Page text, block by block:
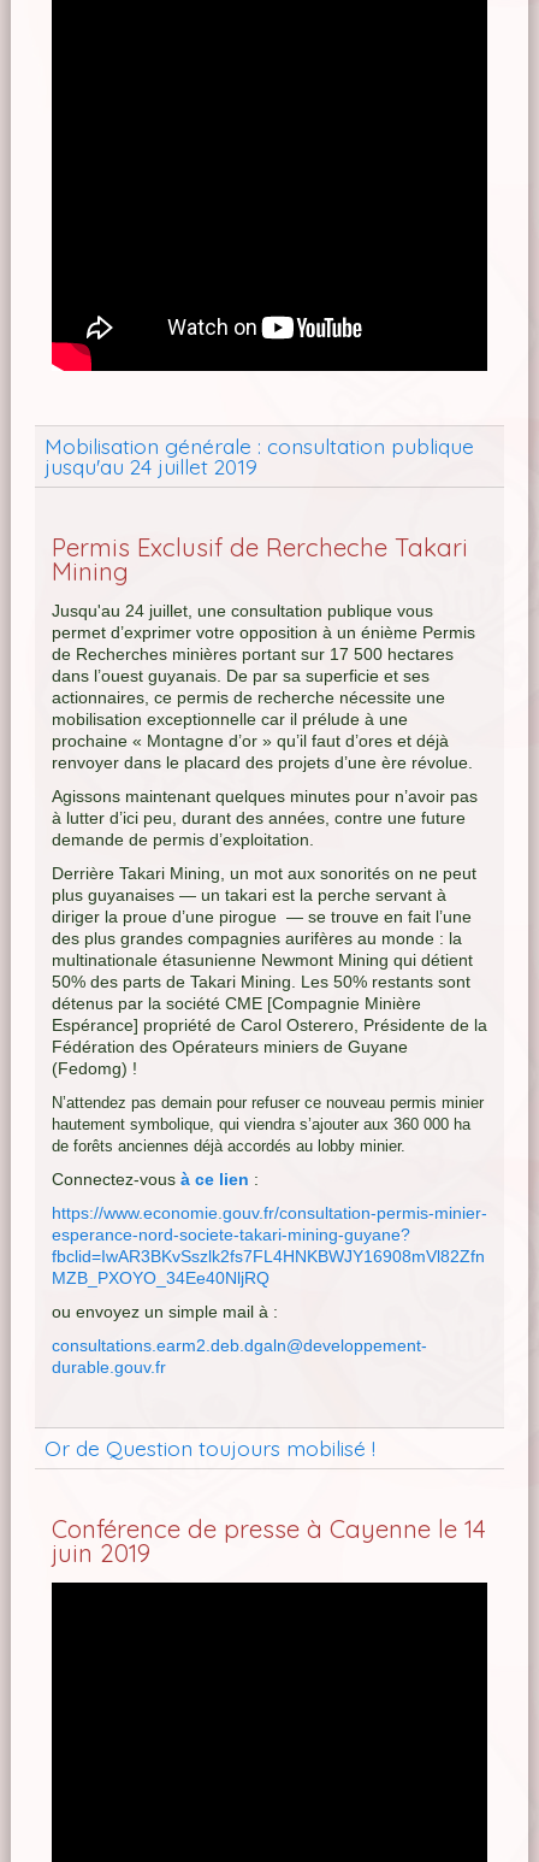
Mobilisation générale : consultation publique
jusqu'au 24 juillet 2019
Permis Exclusif de Rercheche Takari
Mining
Jusqu'au 24 juillet, une consultation publique vous
permet d’exprimer votre opposition à un énième Permis
de Recherches minières portant sur 17 500 hectares
dans l’ouest guyanais. De par sa superficie et ses
actionnaires, ce permis de recherche nécessite une
mobilisation exceptionnelle car il prélude à une
prochaine « Montagne d’or » qu’il faut d’ores et déjà
renvoyer dans le placard des projets d’une ère révolue.
Agissons maintenant quelques minutes pour n’avoir pas
à lutter d’ici peu, durant des années, contre une future
demande de permis d’exploitation.
Derrière Takari Mining, un mot aux sonorités on ne peut
plus guyanaises — un takari est la perche servant à
diriger la proue d’une pirogue — se trouve en fait l’une
des plus grandes compagnies aurifères au monde : la
multinationale étasunienne Newmont Mining qui détient
50% des parts de Takari Mining. Les 50% restants sont
détenus par la société CME [Compagnie Minière
Espérance] propriété de Carol Osterero, Présidente de la
Fédération des Opérateurs miniers de Guyane
(Fedomg) !
N’attendez pas demain pour refuser ce nouveau permis minier
hautement symbolique, qui viendra s’ajouter aux 360 000 ha
de forêts anciennes déjà accordés au lobby minier.
Connectez-vous à ce lien :
https://www.economie.gouv.fr/consultation-permis-minier-
esperance-nord-societe-takari-mining-guyane?
fbclid=IwAR3BKvSszlk2fs7FL4HNKBWJY16908mVl82Zfn
MZB_PXOYO_34Ee40NljRQ
ou envoyez un simple mail à :
consultations.earm2.deb.dgaln@developpement-
durable.gouv.fr
Or de Question toujours mobilisé !
Conférence de presse à Cayenne le 14
juin 2019